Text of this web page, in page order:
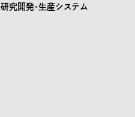
研究開発･生産システム